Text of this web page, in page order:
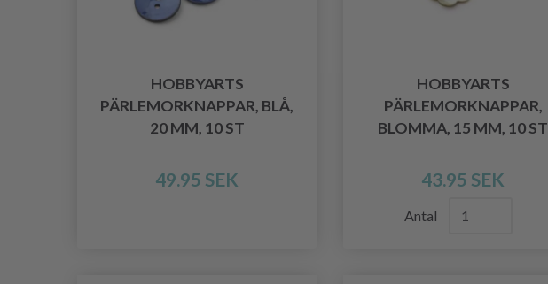
HOBBYARTS
PÄRLEMORKNAPPAR, BLÅ,
20 MM, 10 ST
49.95 SEK
HOBBYARTS
PÄRLEMORKNAPPAR,
BLOMMA, 15 MM, 10 ST
43.95 SEK
Antal